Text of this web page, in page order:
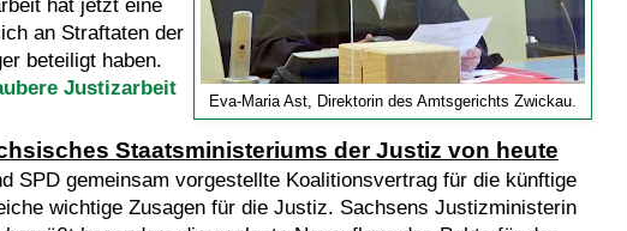
Eva-Maria Ast, Direktorin des Amtsgerichts Zwickau.
hat jetzt eine
an Straftaten der
beteiligt haben.
Justizarbeit
Staatsministeriums der Justiz von heute
SPD gemeinsam vorgestellte Koalitionsvertrag für die künftige
wichtige Zusagen für die Justiz. Sachsens Justizministerin